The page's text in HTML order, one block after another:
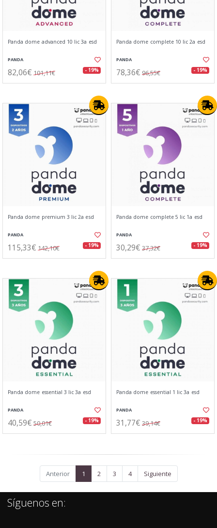
Panda dome advanced 10 lic 3a esd
PANDA
82,06€ 101,11€ - 19%
Panda dome complete 10 lic 2a esd
PANDA
78,36€ 96,55€ - 19%
Panda dome premium 3 lic 2a esd
PANDA
115,33€ 142,10€ - 19%
Panda dome complete 5 lic 1a esd
PANDA
30,29€ 37,32€ - 19%
Panda dome essential 3 lic 3a esd
PANDA
40,59€ 50,01€ - 19%
Panda dome essential 1 lic 3a esd
PANDA
31,77€ 39,14€ - 19%
Anterior 1 2 3 4 Siguiente
Síguenos en: